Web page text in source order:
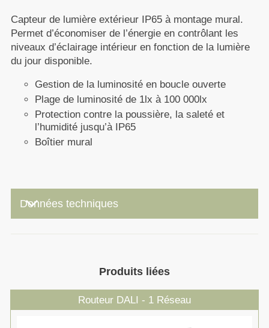
Capteur de lumière extérieur IP65 à montage mural.
Permet d’économiser de l’énergie en contrôlant les
niveaux d’éclairage intérieur en fonction de la lumière
du jour disponible.
Gestion de la luminosité en boucle ouverte
Plage de luminosité de 1lx à 100 000lx
Protection contre la poussière, la saleté et
l’humidité jusqu’à IP65
Boîtier mural
Données techniques
keyboard_arrow_down
Produits liées
Routeur DALI - 1 Réseau